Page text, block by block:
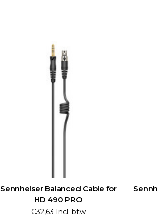
Sennheiser Balanced Cable for
HD 490 PRO
€32,63 Incl. btw